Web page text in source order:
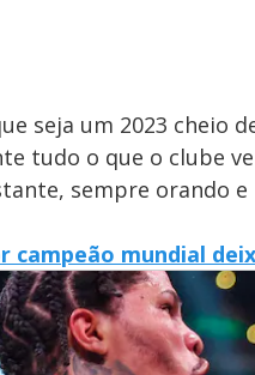
seja um 2023 cheio
tudo o que o clube
sempre orando
campeão mundial